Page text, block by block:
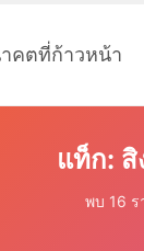
คตที่ก้าวหน้า
แท็ก: สิ
พบ 16 ร